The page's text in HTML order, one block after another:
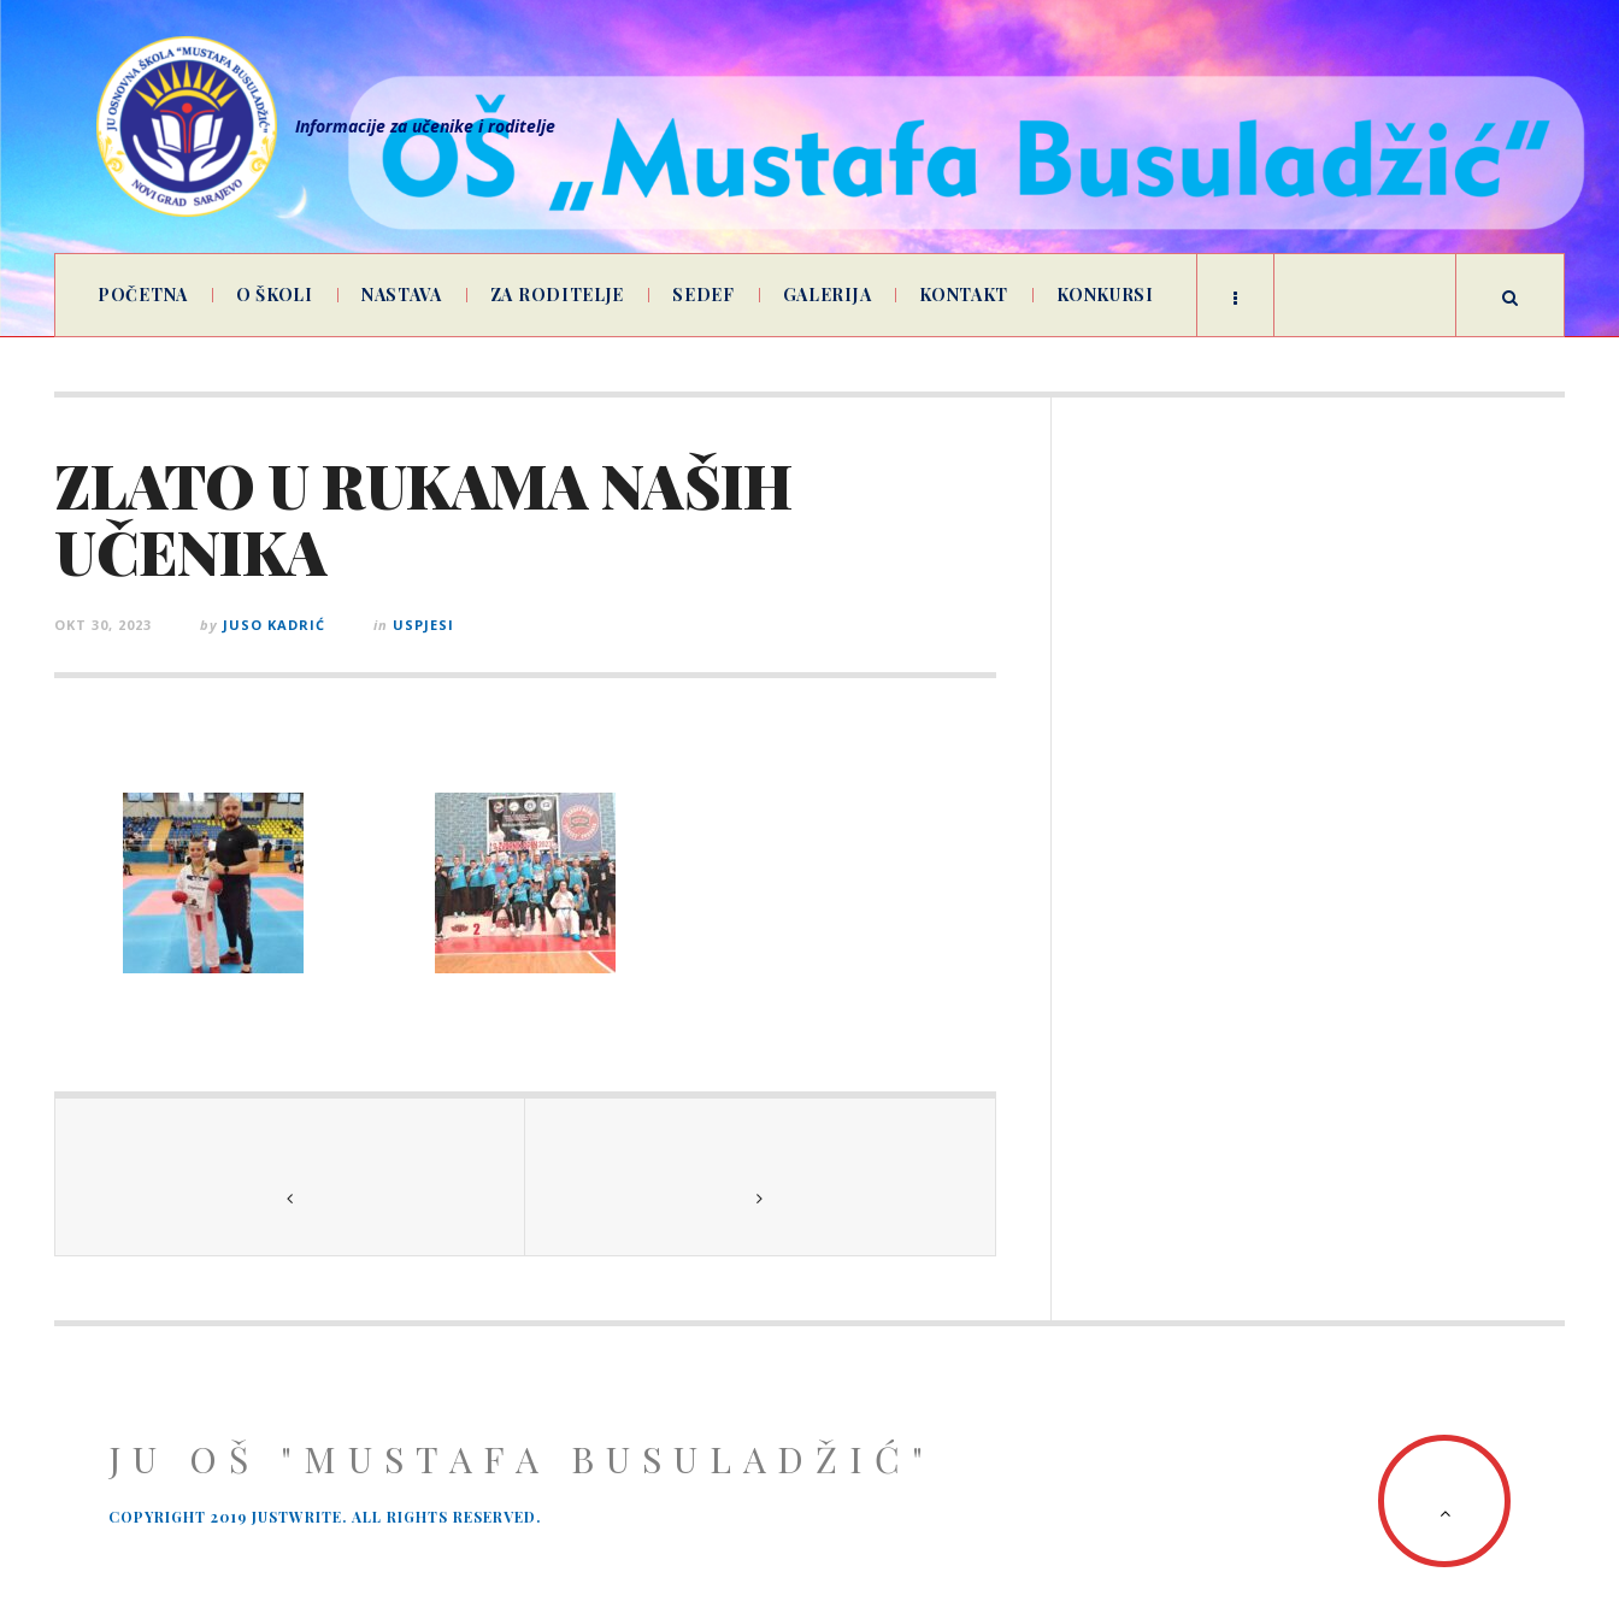
Informacije za učenike i roditelje
POČETNA O ŠKOLI NASTAVA ZA RODITELJE SEDEF GALERIJA KONTAKT KONKURSI
ZLATO U RUKAMA NAŠIH
UČENIKA
OKT 30, 2023 by JUSO KADRIĆ in USPJESI
JU OŠ "MUSTAFA BUSULADŽIĆ"
COPYRIGHT 2019 JUSTWRITE. ALL RIGHTS RESERVED.